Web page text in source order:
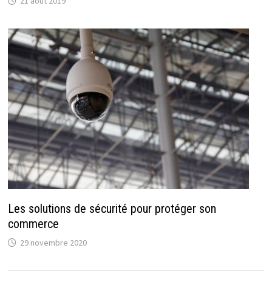
Les solutions de sécurité pour protéger son
commerce
29 novembre 2020